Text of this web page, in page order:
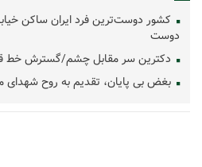
کشور دوست‌ترین فرد ایران ساکن
دوست
دکترین سر مقابل چشم/گسترش خط
بغض بی پایان، تقدیم به روح شهدای